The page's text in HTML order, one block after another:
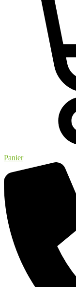
Panier